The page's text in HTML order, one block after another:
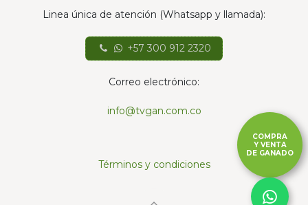
Linea única de atención (Whatsapp y llamada):
+57 300 912 2320
Correo electrónico:
info@tvgan.com.co
Términos y condiciones
COMPRA
Y VENTA
DE GANADO